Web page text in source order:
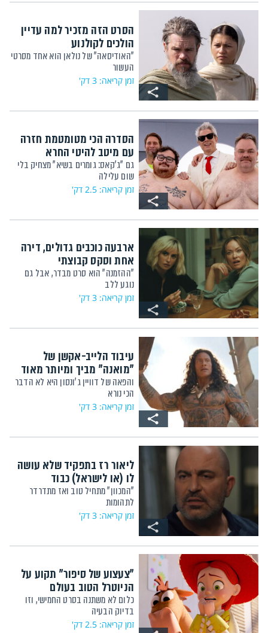
הסרט הזה מזכיר למה עדיין
הולכים לקולנוע
"האודיסאה" של נולאן הוא אחד מסרטי
העשור
זמן קריאה: 3 דק'
הסדרה הכי מטומטמת חזרה
עם מיטב להיטי החרא
גם "ג'קאס: גומרים בשיא" מצחיק בלי
שום עלילה
זמן קריאה: 2.5 דק'
ארבעה כוכבים גדולים, דירה
אחת וסקס קבוצתי
"ההזמנה" הוא סרט מבדר, אבל גם
נוגע ללב
זמן קריאה: 3 דק'
עיבוד הלייב-אקשן של
"מואנה" מביך ומיותר מאוד
והפאה של דוויין ג'ונסון היא לא הדבר
הכי נורא
זמן קריאה: 3 דק'
ליאור רז בתפקיד שלא עושה
לו (או לישראל) כבוד
"המכוון" מתחיל טוב ואז מתדרדר
לתהומות
זמן קריאה: 3 דק'
"צעצוע של סיפור" תקוע על
הניוטרל הטוב בעולם
כלום לא משתנה בסרט החמישי, וזו
בדיוק הבעיה
זמן קריאה: 2.5 דק'